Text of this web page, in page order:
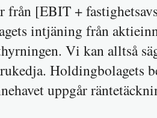
från [EBIT +
intjäning från
Vi kan alltså
Holdingbolagets
uppgår